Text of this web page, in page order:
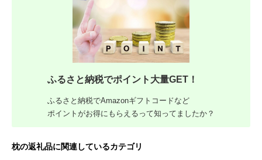
ふるさと納税でポイント大量GET！
ふるさと納税でAmazonギフトコードなど
ポイントがお得にもらえるって知ってましたか？
枕の返礼品に関連しているカテゴリ